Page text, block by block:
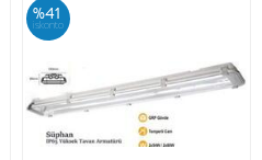
%41
iskonto